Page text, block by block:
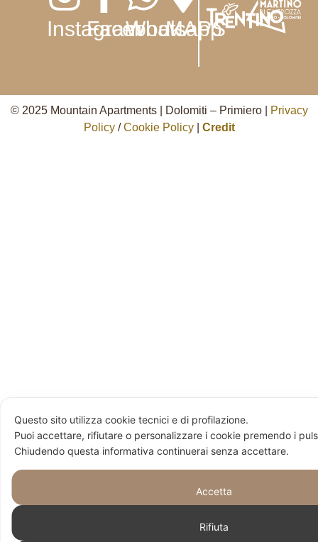
Instagram
Facebook
Whatsapp
MAPS
© 2025 Mountain Apartments | Dolomiti – Primiero |
Privacy
Policy/Cookie Policy| Credit
Questo sito utilizza cookie tecnici e di profilazione.
Puoi accettare, rifiutare o personalizzare i cookie premendo i
Chiudendo questa informativa continuerai senza accettare.
Accetta
Rifiuta